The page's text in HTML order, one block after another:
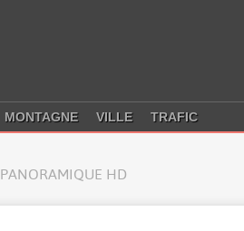
MONTAGNE VILLE TRAFIC
PANORAMIQUE HD